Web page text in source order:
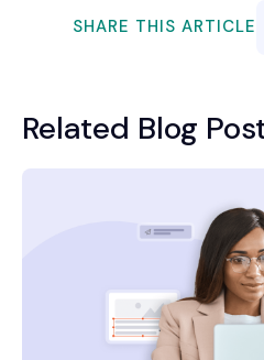
SHARE THIS ARTICLE
Related Blog